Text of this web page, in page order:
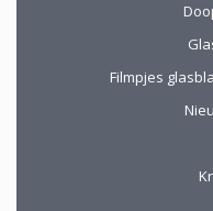
Filmpjes